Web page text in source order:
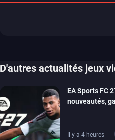
D'autres actualités jeux
EA Sports FC
nouveautés,
Il y a 4 heures